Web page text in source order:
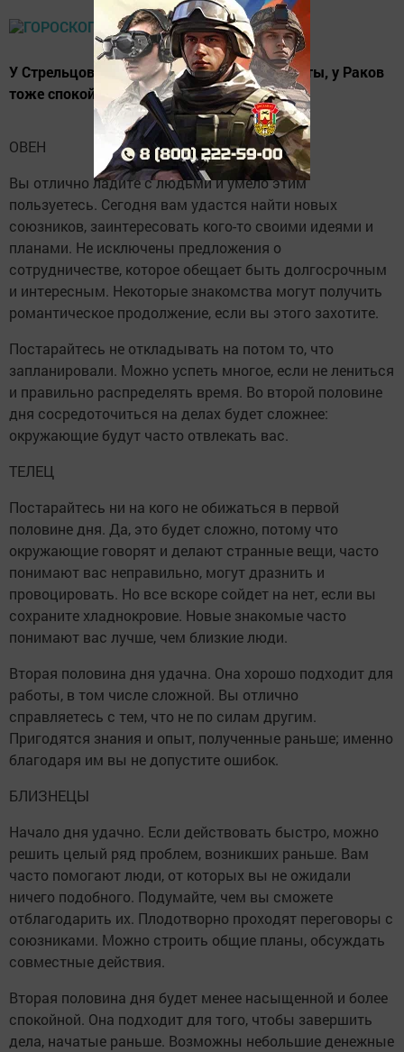
У Стрельцов благоприятный день для работы, у Раков
тоже спокойный благоприятный день
ОВЕН
Вы отлично ладите с людьми и умело этим
пользуетесь. Сегодня вам удастся найти новых
союзников, заинтересовать кого-то своими идеями и
планами. Не исключены предложения о
сотрудничестве, которое обещает быть долгосрочным
и интересным. Некоторые знакомства могут получить
романтическое продолжение, если вы этого захотите.
Постарайтесь не откладывать на потом то, что
запланировали. Можно успеть многое, если не лениться
и правильно распределять время. Во второй половине
дня сосредоточиться на делах будет сложнее:
окружающие будут часто отвлекать вас.
ТЕЛЕЦ
Постарайтесь ни на кого не обижаться в первой
половине дня. Да, это будет сложно, потому что
окружающие говорят и делают странные вещи, часто
понимают вас неправильно, могут дразнить и
провоцировать. Но все вскоре сойдет на нет, если вы
сохраните хладнокровие. Новые знакомые часто
понимают вас лучше, чем близкие люди.
Вторая половина дня удачна. Она хорошо подходит для
работы, в том числе сложной. Вы отлично
справляетесь с тем, что не по силам другим.
Пригодятся знания и опыт, полученные раньше; именно
благодаря им вы не допустите ошибок.
БЛИЗНЕЦЫ
Начало дня удачно. Если действовать быстро, можно
решить целый ряд проблем, возникших раньше. Вам
часто помогают люди, от которых вы не ожидали
ничего подобного. Подумайте, чем вы сможете
отблагодарить их. Плодотворно проходят переговоры с
союзниками. Можно строить общие планы, обсуждать
совместные действия.
Вторая половина дня будет менее насыщенной и более
спокойной. Она подходит для того, чтобы завершить
дела, начатые раньше. Возможны небольшие денежные